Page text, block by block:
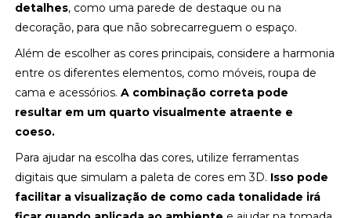
detalhes, como uma parede de destaque ou na
decoração, para que não sobrecarreguem o espaço.
Além de escolher as cores principais, considere a harmonia
entre os diferentes elementos, como móveis, roupa de
cama e acessórios.A combinação correta pode
resultar em um quarto visualmente atraente e
coeso.
Para ajudar na escolha das cores, utilize ferramentas
digitais que simulam a paleta de cores em 3D. Isso pode
facilitar a visualização de como cada tonalidade irá